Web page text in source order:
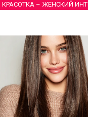
КРАСОТКА – ЖЕНСКИЙ